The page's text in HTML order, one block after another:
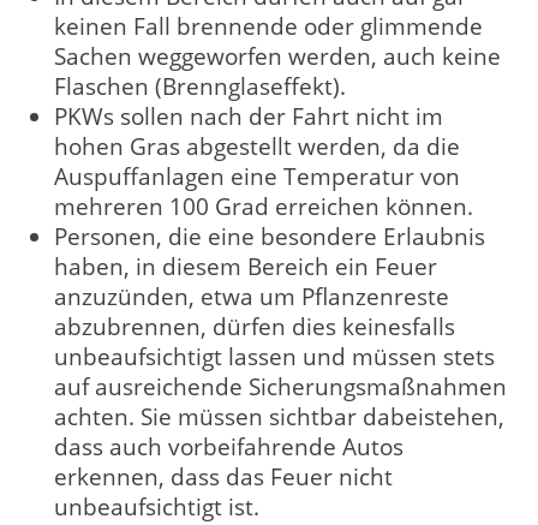
keinen Fall brennende oder glimmende
Sachen weggeworfen werden, auch keine
Flaschen (Brennglaseffekt).
PKWs sollen nach der Fahrt nicht im
hohen Gras abgestellt werden, da die
Auspuffanlagen eine Temperatur von
mehreren 100 Grad erreichen können.
Personen, die eine besondere Erlaubnis
haben, in diesem Bereich ein Feuer
anzuzünden, etwa um Pflanzenreste
abzubrennen, dürfen dies keinesfalls
unbeaufsichtigt lassen und müssen stets
auf ausreichende Sicherungsmaßnahmen
achten. Sie müssen sichtbar dabeistehen,
dass auch vorbeifahrende Autos
erkennen, dass das Feuer nicht
unbeaufsichtigt ist.